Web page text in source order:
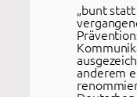
„bunt
anderem